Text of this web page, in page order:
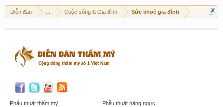
Diễn đàn Cuộc sống & Gia đình Sức khoẻ gia đình
Phẫu thuật thẩm mỹ
Phẫu thuật nâng ngực